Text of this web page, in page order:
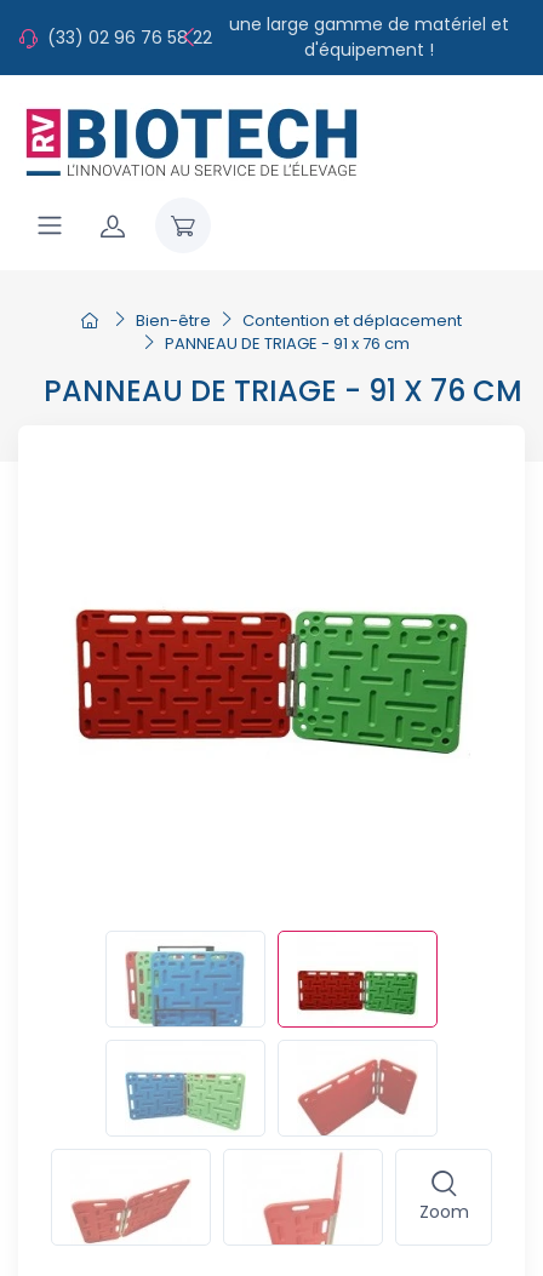
(33) 02 96 76 58 22
une large gamme de matériel et
d'équipement !
Bien-être
Contention et déplacement
PANNEAU DE TRIAGE - 91 x 76 cm
PANNEAU DE TRIAGE - 91 X 76 CM
Zoom